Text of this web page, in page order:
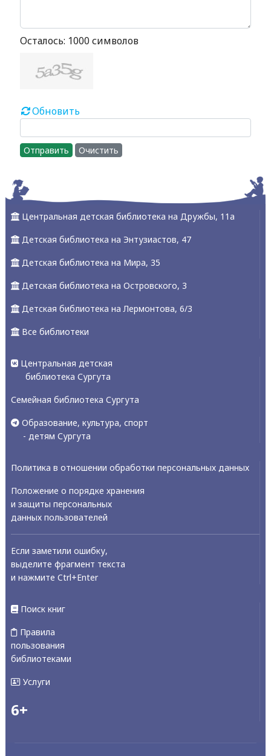
Осталось: 1000 символов
Обновить
Отправить Очистить
Центральная детская библиотека на Дружбы, 11а
Детская библиотека на Энтузиастов, 47
Детская библиотека на Мира, 35
Детская библиотека на Островского, 3
Детская библиотека на Лермонтова, 6/3
Все библиотеки
Центральная детская
библиотека Сургута
Семейная библиотека Сургута
Образование, культура, спорт
- детям Сургута
Политика в отношении обработки персональных данных
Положение о порядке хранения
и защиты персональных
данных пользователей
Если заметили ошибку,
выделите фрагмент текста
и нажмите Ctrl+Enter
Поиск книг
Правила
пользования
библиотеками
Услуги
6+